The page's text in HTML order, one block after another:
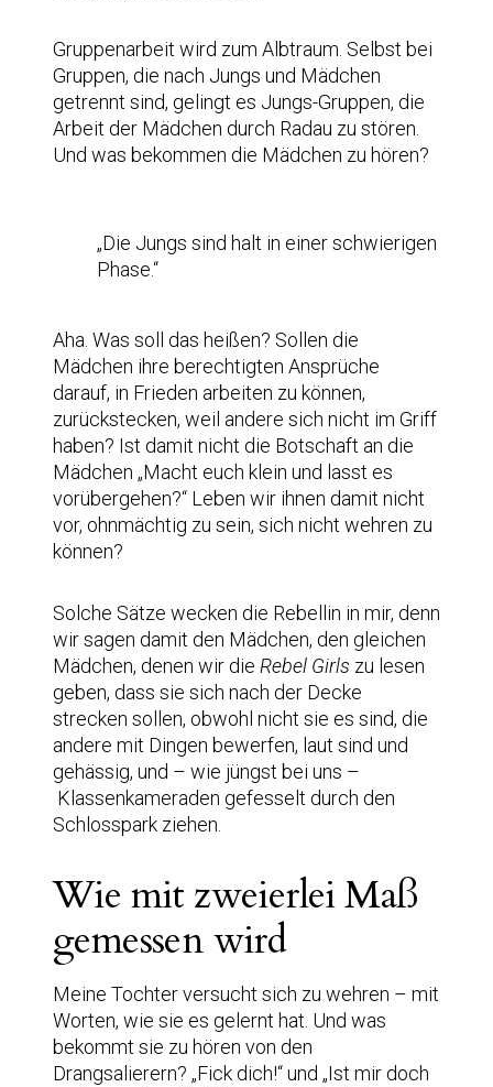
Gruppenarbeit wird zum Albtraum. Selbst bei
Gruppen, die nach Jungs und Mädchen
getrennt sind, gelingt es Jungs-Gruppen, die
Arbeit der Mädchen durch Radau zu stören.
Und was bekommen die Mädchen zu hören?
„Die Jungs sind halt in einer schwierigen
Phase.“
Aha. Was soll das heißen? Sollen die
Mädchen ihre berechtigten Ansprüche
darauf, in Frieden arbeiten zu können,
zurückstecken, weil andere sich nicht im Griff
haben? Ist damit nicht die Botschaft an die
Mädchen „Macht euch klein und lasst es
vorübergehen?“ Leben wir ihnen damit nicht
vor, ohnmächtig zu sein, sich nicht wehren zu
können?
Solche Sätze wecken die Rebellin in mir, denn
wir sagen damit den Mädchen, den gleichen
Mädchen, denen wir die Rebel Girls zu lesen
geben, dass sie sich nach der Decke
strecken sollen, obwohl nicht sie es sind, die
andere mit Dingen bewerfen, laut sind und
gehässig, und – wie jüngst bei uns –
Klassenkameraden gefesselt durch den
Schlosspark ziehen.
Wie mit zweierlei Maß
gemessen wird
Meine Tochter versucht sich zu wehren – mit
Worten, wie sie es gelernt hat. Und was
bekommt sie zu hören von den
Drangsalierern? „Fick dich!“ und „Ist mir doch